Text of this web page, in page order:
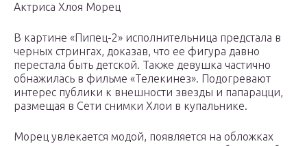
Актриса Хлоя Морец
В картине «Пипец-2» исполнительница предстала в
черных стрингах, доказав, что ее фигура давно
перестала быть детской. Также девушка частично
обнажилась в фильме «Телекинез». Подогревают
интерес публики к внешности звезды и папарацци,
размещая в Сети снимки Хлои в купальнике.
Морец увлекается модой, появляется на обложках